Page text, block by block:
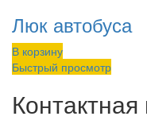
Люк автобуса
В корзину
Быстрый просмотр